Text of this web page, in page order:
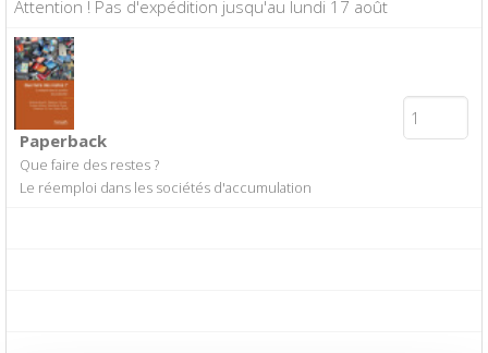
Attention ! Pas d'expédition jusqu'au lundi 17 août
Paperback
Que faire des restes ?
Le réemploi dans les sociétés d'accumulation